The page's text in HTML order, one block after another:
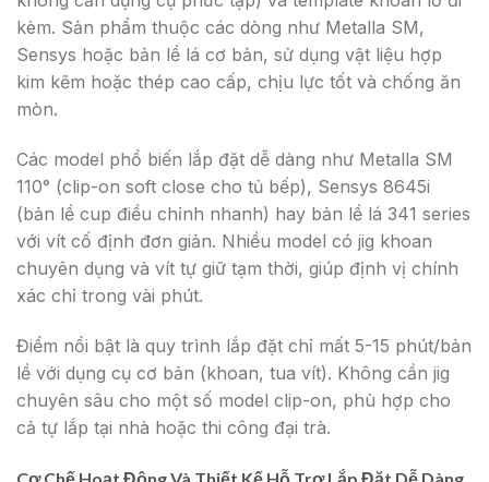
kèm. Sản phẩm thuộc các dòng như Metalla SM,
Sensys hoặc bản lề lá cơ bản, sử dụng vật liệu hợp
kim kẽm hoặc thép cao cấp, chịu lực tốt và chống ăn
mòn.
Các model phổ biến lắp đặt dễ dàng như Metalla SM
110° (clip-on soft close cho tủ bếp), Sensys 8645i
(bản lề cup điều chỉnh nhanh) hay bản lề lá 341 series
với vít cố định đơn giản. Nhiều model có jig khoan
chuyên dụng và vít tự giữ tạm thời, giúp định vị chính
xác chỉ trong vài phút.
Điểm nổi bật là quy trình lắp đặt chỉ mất 5-15 phút/bản
lề với dụng cụ cơ bản (khoan, tua vít). Không cần jig
chuyên sâu cho một số model clip-on, phù hợp cho
cả tự lắp tại nhà hoặc thi công đại trà.